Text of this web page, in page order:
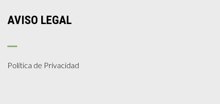
AVISO LEGAL
Política de Privacidad